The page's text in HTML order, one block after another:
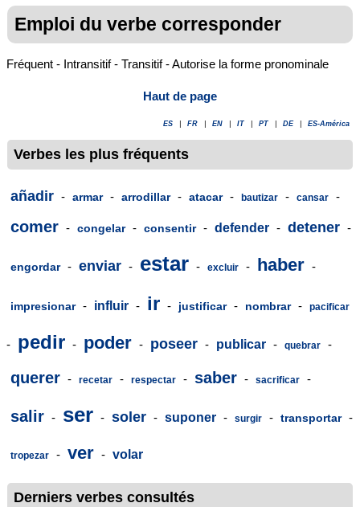
Emploi du verbe corresponder
Fréquent - Intransitif - Transitif - Autorise la forme pronominale
Haut de page
ES FR EN IT PT DE ES-América
Verbes les plus fréquents
añadir - armar - arrodillar - atacar - bautizar - cansar -
comer - congelar - consentir - defender - detener -
engordar - enviar - estar - excluir - haber -
impresionar - influir - ir - justificar - nombrar - pacificar
- pedir - poder - poseer - publicar - quebrar -
querer - recetar - respectar - saber - sacrificar -
salir - ser - soler - suponer - surgir - transportar -
tropezar - ver - volar
Derniers verbes consultés